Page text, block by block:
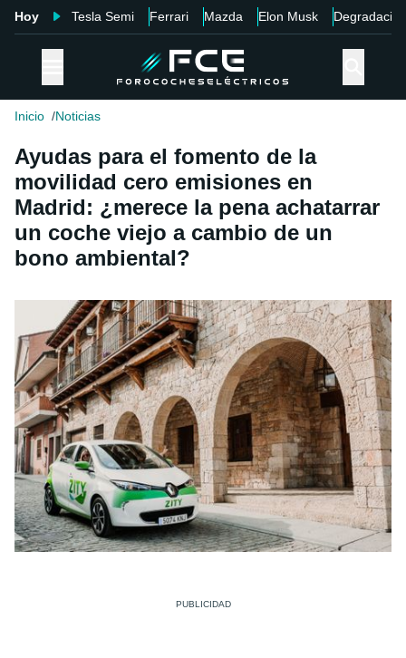
Hoy Tesla Semi Ferrari Mazda Elon Musk Degradación
Inicio Noticias
Ayudas para el fomento de la
movilidad cero emisiones en
Madrid: ¿merece la pena achatarrar
un coche viejo a cambio de un
bono ambiental?